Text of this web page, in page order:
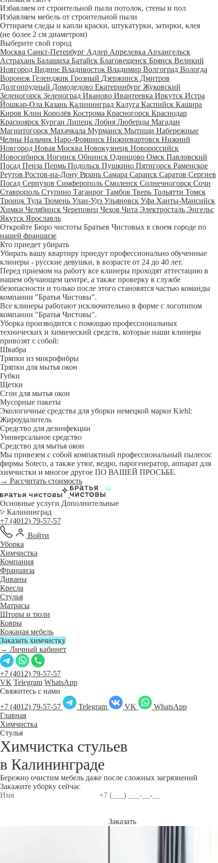
Избавляем от строительной пыли потолок, стены и пол
Избавляем мебель от строительной пыли
Оттираем следы и капли краски, штукатурки, затирки, клея
(не более 2 см диаметром)
Выберите свой город
Москва Санкт-Петербург Адлер Апрелевка Архангельск
Астрахань Балашиха Батайск Благовещенск Брянск Великий
Новгород Видное Владивосток Владимир Волгоград Вологда
Воронеж Геленджик Грозный Дзержинск Дмитров
Долгопрудный Домодедово Екатеринбург Жуковский
Зеленогорск Зеленоград Иваново Ивантеевка Иркутск Истра
Йошкар-Ола Казань Калининград Калуга Каспийск Кашира
Киров Клин Королёв Кострома Красногорск Краснодар
Красноярск Курган Липецк Лобня Люберцы Магадан
Магнитогорск Махачкала Мурманск Мытищи Набережные
Челны Нальчик Наро-Фоминск Нижневартовск Нижний
Новгород Новая Москва Новокузнецк Новороссийск
Новосибирск Ногинск Обнинск Одинцово Омск Павловский
Посад Пенза Пермь Подольск Пушкино Пятигорск Раменское
Реутов Ростов-на-Дону Рязань Самара Саранск Саратов Сергиев
Посад Серпухов Симферополь Смоленск Солнечногорск Сочи
Ставрополь Ступино Таганрог Тамбов Тверь Тольятти Томск
Троицк Тула Тюмень Улан-Удэ Ульяновск Уфа Ханты-Мансийск
Химки Челябинск Череповец Чехов Чита Электросталь Энгельс
Якутск Ярославль
Откройте Бюро чистоты Братьев Чистовых в своем городе по
нашей франшизе
Кто приедет убирать
Убирать вашу квартиру приедут профессионально обученные
клинеры - русские девушки, в возрасте от 24 до 40 лет.
Перед приемом на работу все клинеры проходят аттестацию в
нашем обучающем центре, а также проверку в службе
безопасности и только после этого становятся частью команды
компании "Братья Чистовы".
Все клинеры работают исключительно в форме с логотипом
компании "Братья Чистовы".
Уборка производится с помощью профессиональных
технических и химический средств, которые наши клинеры
привозят с собой:
Швабра
Тряпки из микрофибры
Тряпки для мытья окон
Губки
Щетки
Сгон для мытья окон
Мусорные пакеты
Экологичные средства для уборки немецкой марки Kiehl:
Жироудалитель
Средство для дезинфекции
Универсальное средство
Средство для мытья окон
Мы привезем с собой компактный профессиональный пылесос
фирмы Soteco, а также утюг, ведро, парогенератор, аппарат для
химчистки и многое другое ПО ВАШЕЙ ПРОСЬБЕ.
→ Рассчитать стоимость
Основные услуги Дополнительные
Калининград
+7 (4012) 79-57-57
Войти
Уборка
Химчистка
Компания
Франшиза
Диваны
Кресла
Стулья
Матрасы
Шторы и тюли
Ковры
Кожаная мебель
Заказать химчистку
→ Личный кабинет
+7 (4012) 79-57-57
VK Telegram WhatsApp
Свяжитесь с нами
+7 (4012) 79-57-57
Telegram VK
WhatsApp
Главная
Химчистка
Стулья
Химчистка стульев
в Калининграде
Бережно очистим мебель даже после сложных загрязнений
Закажите уборку сейчас
Заказать